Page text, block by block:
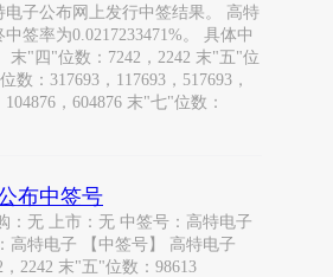
电子公布网上发行中签结果。 高特
签率为0.0217233471%。 具体中
末"四"位数：7242，2242 末"五"位
数：317693，117693，517693，
104876，604876 末"七"位数：
布中签号
：无 上市：无 中签号：高特电子
高特电子 【中签号】 高特电子
2242 末"五"位数：98613